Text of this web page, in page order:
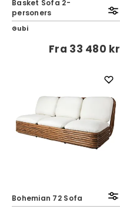
Basket Sofa 2-
personers
Gubi
Fra 33 480 kr
Bohemian 72 Sofa